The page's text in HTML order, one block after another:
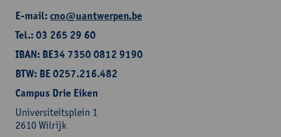
E-mail:cno@uantwerpen.be
Tel.: 03 265 29 60
IBAN: BE34 7350 0812 9190
BTW: BE 0257.216.482
Campus Drie Eiken
Universiteitsplein 1
2610 Wilrijk